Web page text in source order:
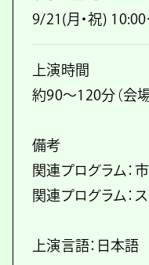
9/21(月・祝)
上演時間
約90〜120分（会
備考
関連プログラム：
関連プログラム：
上演言語：日本語